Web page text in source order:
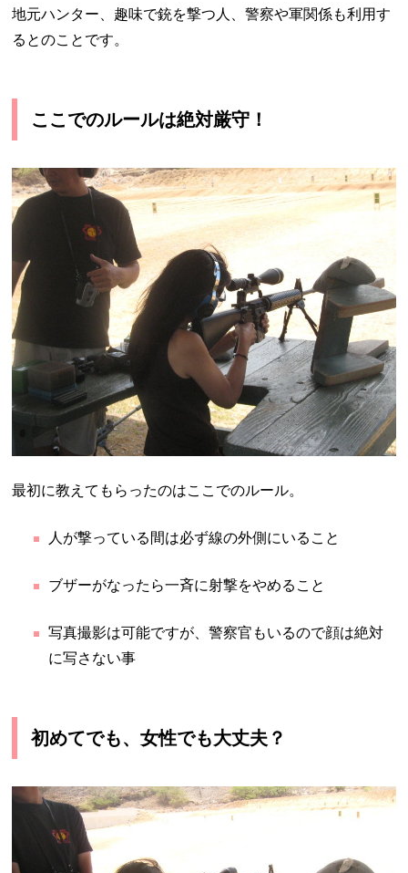
地元ハンター、 趣味で銃を撃つ人、警察や軍関係も利用す
るとのことです。
ここでのルールは絶対厳守！
最初に教えてもらったのはここでのルール。
人が撃っている間は必ず線の外側にいること
ブザーがなったら一斉に射撃をやめること
写真撮影は可能ですが、警察官もいるので顔は絶対
に写さない事
初めてでも、女性でも大丈夫？